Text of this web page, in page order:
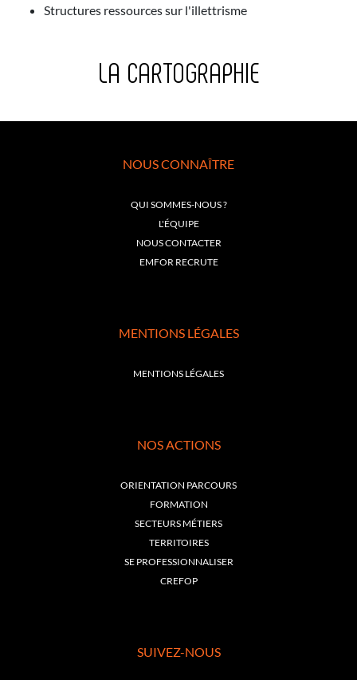
Structures ressources sur l'illettrisme
LA CARTOGRAPHIE
NOUS CONNAÎTRE
QUI SOMMES-NOUS ?
L'ÉQUIPE
NOUS CONTACTER
EMFOR RECRUTE
MENTIONS LÉGALES
MENTIONS LÉGALES
NOS ACTIONS
ORIENTATION PARCOURS
FORMATION
SECTEURS MÉTIERS
TERRITOIRES
SE PROFESSIONNALISER
CREFOP
SUIVEZ-NOUS